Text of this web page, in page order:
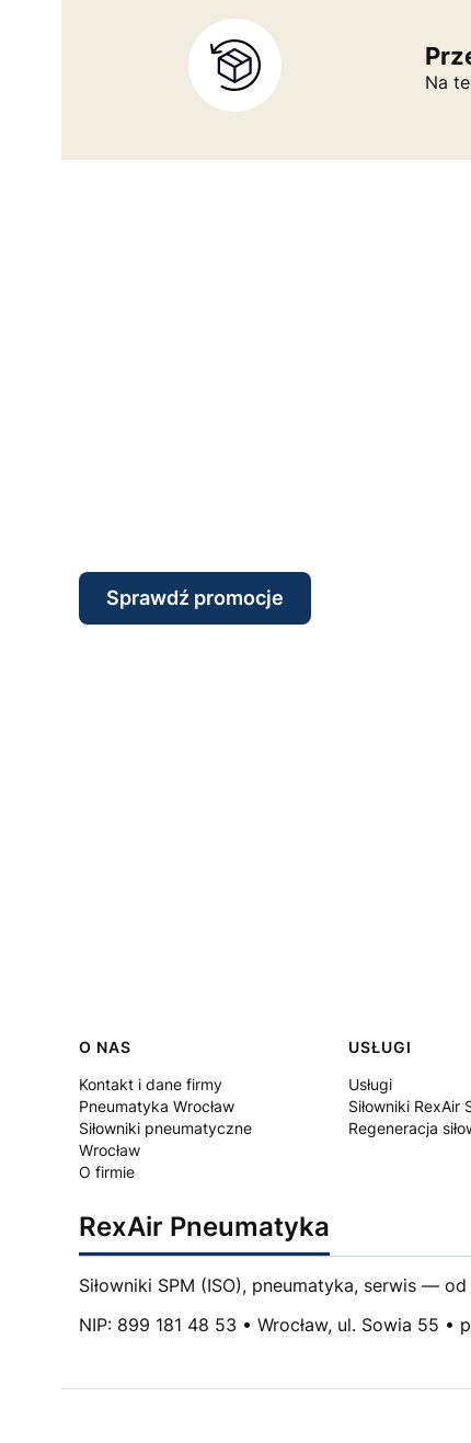
Na
Sprawdź promocje
Linki w stopce
O NAS
Kontakt i dane firmy
Pneumatyka Wrocław
Siłowniki pneumatyczne
Wrocław
O firmie
USŁUGI
Usługi
Siłowniki RexAir
Regeneracja
RexAir Pneumatyka
Siłowniki SPM (ISO), pneumatyka, serwis — od
NIP: 899 181 48 53 • Wrocław, ul. Sowia 55 •